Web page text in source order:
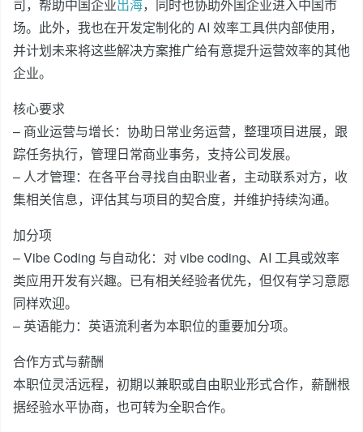
司，帮助中国企业出海，同时也协助外国企业进入中国市
场。此外，我也在开发定制化的 AI 效率工具供内部使用，
并计划未来将这些解决方案推广给有意提升运营效率的其他
企业。
核心要求
– 商业运营与增长：协助日常业务运营，整理项目进展，跟
踪任务执行，管理日常商业事务，支持公司发展。
– 人才管理：在各平台寻找自由职业者，主动联系对方，收
集相关信息，评估其与项目的契合度，并维护持续沟通。
加分项
– Vibe Coding 与自动化：对 vibe coding、AI 工具或效率
类应用开发有兴趣。已有相关经验者优先，但仅有学习意愿
同样欢迎。
– 英语能力：英语流利者为本职位的重要加分项。
合作方式与薪酬
本职位灵活远程，初期以兼职或自由职业形式合作，薪酬根
据经验水平协商，也可转为全职合作。